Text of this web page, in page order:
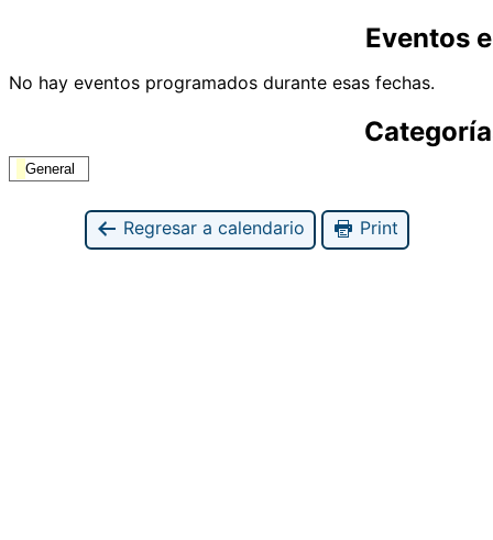
Eventos
No hay eventos programados durante esas fechas.
General
Regresar a calendario Print